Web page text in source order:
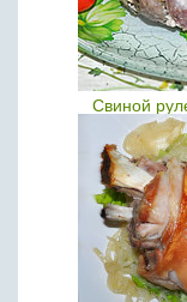
Свиной